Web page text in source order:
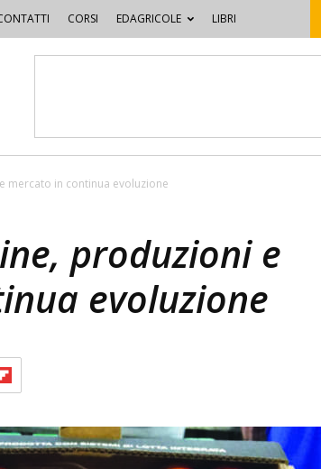
CORSI EDAGRICOLE LIBRI
mercato in continua evoluzione
produzioni e
evoluzione